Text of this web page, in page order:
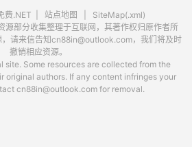
费.NET 站点地图
SiteMap(.xml)
源部分收集整理于互联网，其著作权归原作者所
请来信告知cn88in@outlook.com，我们将及时
撤销相应资源。
site. Some resources are collected from the
original authors. If any content infringes your
cn88in@outlook.com for removal.